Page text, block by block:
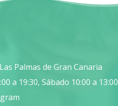
Palmas de Gran Canaria
a 19:30, Sábado 10:00 a 13:00